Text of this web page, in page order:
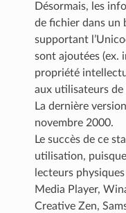
Désormais, les
de fichier dans un
supportant
sont ajoutées (ex.
propriété
aux utilisateurs
La dernière
novembre 2000.
Le succès de ce
utilisation,
lecteurs
Media Player,
Creative Zen,